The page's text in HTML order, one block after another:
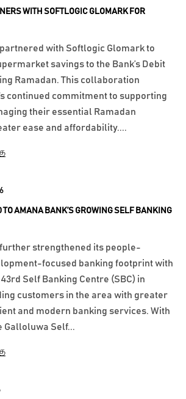
TO AMANA BANK’S GROWING SELF BANKING
further strengthened its people-
focused banking footprint with
Self Banking Centre (SBC) in
customers in the area with greater
and modern banking services. With
Galloluwa Self...
WITH SOFTLOGIC GLOMARK FOR
with Softlogic Glomark to
savings to the Bank’s Debit
Ramadan. This collaboration
continued commitment to supporting
their essential Ramadan
ease and affordability....